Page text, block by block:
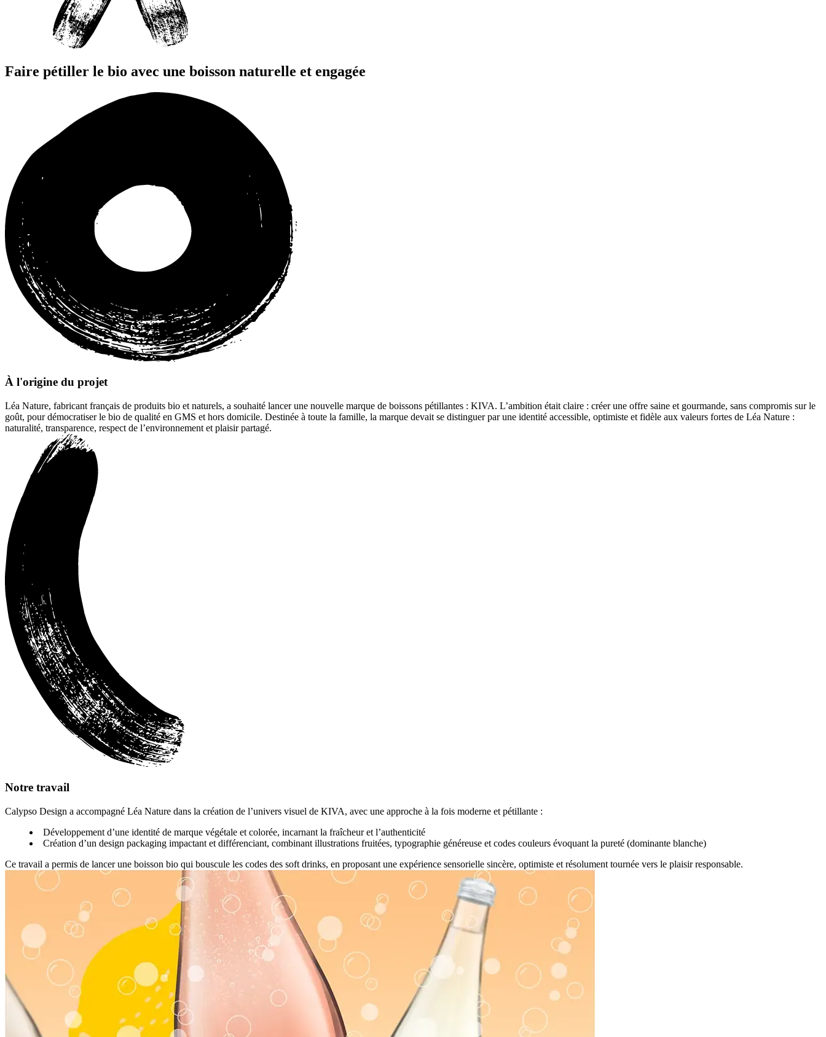
Faire pétiller le bio avec une boisson naturelle et engagée
À l'origine du projet
Léa Nature, fabricant français de produits bio et naturels, a souhaité lancer une nouvelle marque de boissons pétillantes : KIVA. L’ambition était claire : créer une offre saine et gourmande, sans compromis sur le
goût, pour démocratiser le bio de qualité en GMS et hors domicile. Destinée à toute la famille, la marque devait se distinguer par une identité accessible, optimiste et fidèle aux valeurs fortes de Léa Nature :
naturalité, transparence, respect de l’environnement et plaisir partagé.
Notre travail
Calypso Design a accompagné Léa Nature dans la création de l’univers visuel de KIVA, avec une approche à la fois moderne et pétillante :
Développement d’une identité de marque végétale et colorée, incarnant la fraîcheur et l’authenticité
Création d’un design packaging impactant et différenciant, combinant illustrations fruitées, typographie généreuse et codes couleurs évoquant la pureté (dominante blanche)
Ce travail a permis de lancer une boisson bio qui bouscule les codes des soft drinks, en proposant une expérience sensorielle sincère, optimiste et résolument tournée vers le plaisir responsable.